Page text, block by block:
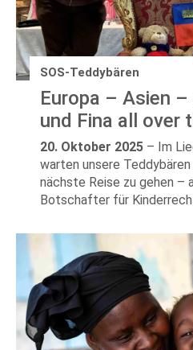
SOS-Teddybären
Europa – Asien –
und Fina all over
20. Oktober 2025 – Im
warten unsere
nächste Reise zu gehen –
Botschafter für